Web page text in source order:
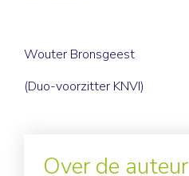
Wouter Bronsgeest
(Duo-voorzitter KNVI)
Over de auteur